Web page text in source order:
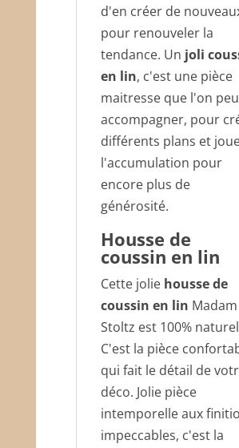
d'en créer de
pour renouveler la
tendance. Un joli
en lin, c'est une pièce
maitresse que l'on
accompagner, pour
différents plans et
l'accumulation pour
encore plus de
générosité.
Housse de
coussin en lin
Cette jolie housse de
coussin en lin Madam
Stoltz est 100%
C'est la pièce
qui fait le détail de
déco. Jolie pièce
intemporelle aux
impeccables, c'est la